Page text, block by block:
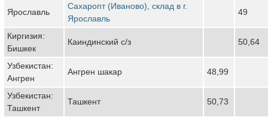
Ярославль
Сахаропт (Иваново), склад в г.
Ярославль
49
Киргизия:
Бишкек
Каиндинский с/з 50,64
Узбекистан:
Ангрен
Ангрен шакар 48,99
Узбекистан:
Ташкент
Ташкент 50,73